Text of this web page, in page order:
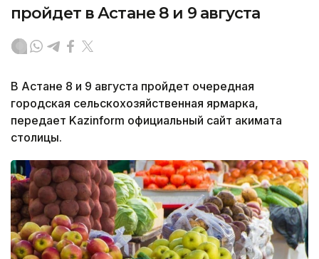
пройдет в Астане 8 и 9 августа
В Астане 8 и 9 августа пройдет очередная
городская сельскохозяйственная ярмарка,
передает Kazinform официальный сайт акимата
столицы.